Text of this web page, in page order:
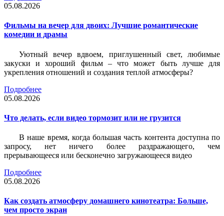
05.08.2026
Фильмы на вечер для двоих: Лучшие романтические
комедии и драмы
Уютный вечер вдвоем, приглушенный свет, любимые
закуски и хороший фильм – что может быть лучше для
укрепления отношений и создания теплой атмосферы?
Подробнее
05.08.2026
Что делать, если видео тормозит или не грузится
В наше время, когда большая часть контента доступна по
запросу, нет ничего более раздражающего, чем
прерывающееся или бесконечно загружающееся видео
Подробнее
05.08.2026
Как создать атмосферу домашнего кинотеатра: Больше,
чем просто экран